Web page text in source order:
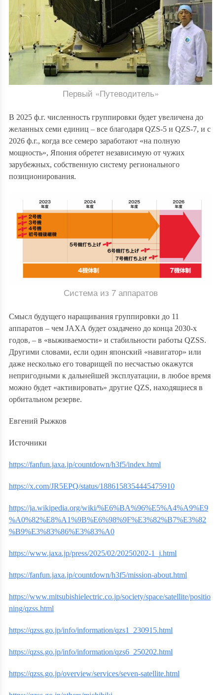
Первый «Путеводитель»
В 2025 ф.г. численность группировки будет увеличена до
желанных семи единиц – все благодаря QZS-5 и QZS-7, и с
2026 ф.г., когда все семеро заработают «на полную
мощность», Япония обретет независимую от чужих
зарубежных, собственную систему регионального
позиционирования.
Система из 7 аппаратов
Смысл будущего наращивания группировки до 11
аппаратов – чем JAXA будет озадачено до конца 2030-х
годов, – в «выживаемости» и стабильности работы QZSS.
Другими словами, если один японский «навигатор» или
даже несколько его товарищей по несчастью окажутся
непригодными к дальнейшей эксплуатации, в любое время
можно будет «активировать» другие QZS, находящиеся в
орбитальном резерве.
Евгений Рыжков
Источники
https://fanfun.jaxa.jp/countdown/h3f5/index.html
https://x.com/JR5EPQ/status/1886158354445475910
https://ja.wikipedia.org/wiki/%E6%BA%96%E5%A4%A9%E9
%A0%82%E8%A1%9B%E6%98%9F%E3%82%B7%E3%82
%B9%E3%83%86%E3%83%A0
https://www.jaxa.jp/press/2025/02/20250202-1_j.html
https://fanfun.jaxa.jp/countdown/h3f5/mission-about.html
https://www.mitsubishielectric.co.jp/society/space/satellite/positio
ning/qzss.html
https://qzss.go.jp/info/information/qzs1_230915.html
https://qzss.go.jp/info/information/qzs6_250202.html
https://qzss.go.jp/overview/services/seven-satellite.html